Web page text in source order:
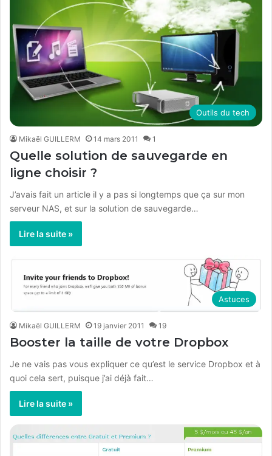
Outils du tech
Mikaël GUILLERM 14 mars 2011 1
Quelle solution de sauvegarde en
ligne choisir ?
J’avais fait un article il y a pas si longtemps que ça sur mon
serveur NAS, et sur la solution de sauvegarde…
Lire la suite »
Astuces
Mikaël GUILLERM 19 janvier 2011 19
Booster la taille de votre Dropbox
Je ne vais pas vous expliquer ce qu’est le service Dropbox et à
quoi cela sert, puisque j’ai déjà fait…
Lire la suite »